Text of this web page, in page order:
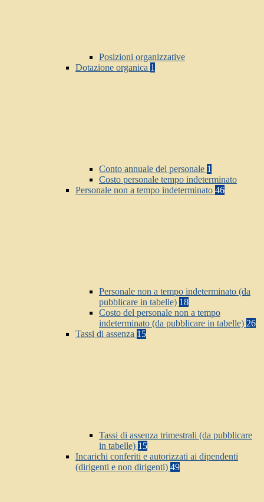
Posizioni organizzative
Dotazione organica 1
Conto annuale del personale 1
Costo personale tempo indeterminato
Personale non a tempo indeterminato 46
Personale non a tempo indeterminato (da
pubblicare in tabelle) 18
Costo del personale non a tempo
indeterminato (da pubblicare in tabelle) 26
Tassi di assenza 15
Tassi di assenza trimestrali (da pubblicare
in tabelle) 15
Incarichi conferiti e autorizzati ai dipendenti
(dirigenti e non dirigenti) 49